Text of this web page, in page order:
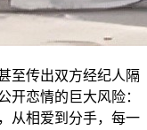
至传出双方经纪人隔
开恋情的巨大风险：
从相爱到分手，每一